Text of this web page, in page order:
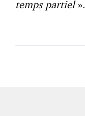
temps partiel».